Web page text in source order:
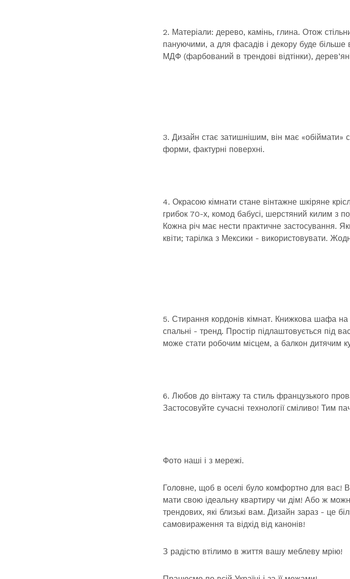
2. Матеріали: дерево, камінь, глина. Отож
пануючими, а для фасадів і декору буде
МДФ (фарбований в трендові відтінки),
3. Дизайн стає затишнішим, він має «обіймати»
форми, фактурні поверхні.
4. Окрасою кімнати стане вінтажне шкіряне
грибок 70-х, комод бабусі, шерстяний килим з
Кожна річ має нести практичне застосування.
квіти; тарілка з Мексики - використовувати.
5. Стирання кордонів кімнат. Книжкова шафа
спальні - тренд. Простір підлаштовується під
може стати робочим місцем, а балкон дитячим
6. Любов до вінтажу та стиль французького
Застосовуйте сучасні технології сміливо! Тим
Фото наші і з мережі.
Головне, щоб в оселі було комфортно для вас!
мати свою ідеальну квартиру чи дім! Або ж
трендових, які близькі вам. Дизайн зараз - це
самовираження та відхід від канонів!
З радістю втілимо в життя вашу меблеву мрію!